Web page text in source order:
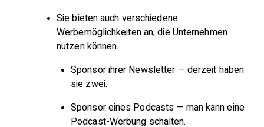
Sie bieten auch verschiedene
Werbemöglichkeiten an, die Unternehmen
nutzen können.
Sponsor ihrer Newsletter — derzeit haben
sie zwei.
Sponsor eines Podcasts — man kann eine
Podcast-Werbung schalten.